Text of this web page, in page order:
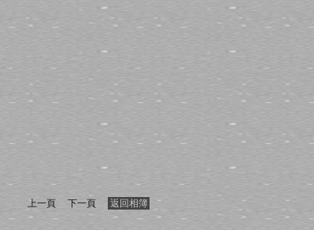
上一頁 下一頁 返回相簿